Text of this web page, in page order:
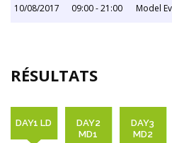
10/08/2017 09:00 - 21:00 Model
RÉSULTATS
DAY1 LD
DAY2
MD1
DAY3
MD2